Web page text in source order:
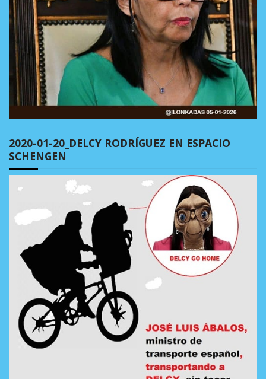
2020-01-20_DELCY RODRÍGUEZ EN ESPACIO
SCHENGEN